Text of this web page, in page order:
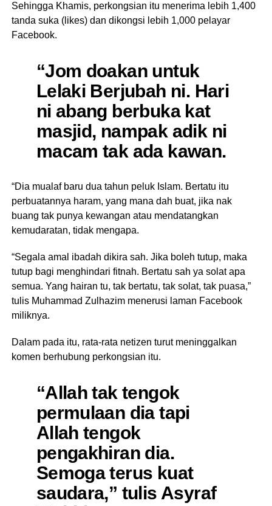
Sehingga Khamis, perkongsian itu menerima lebih 1,400
tanda suka (likes) dan dikongsi lebih 1,000 pelayar
Facebook.
“Jom doakan untuk
Lelaki Berjubah ni. Hari
ni abang berbuka kat
masjid, nampak adik ni
macam tak ada kawan.
“Dia mualaf baru dua tahun peluk Islam. Bertatu itu
perbuatannya haram, yang mana dah buat, jika nak
buang tak punya kewangan atau mendatangkan
kemudaratan, tidak mengapa.
“Segala amal ibadah dikira sah. Jika boleh tutup, maka
tutup bagi menghindari fitnah. Bertatu sah ya solat apa
semua. Yang hairan tu, tak bertatu, tak solat, tak puasa,”
tulis Muhammad Zulhazim menerusi laman Facebook
miliknya.
Dalam pada itu, rata-rata netizen turut meninggalkan
komen berhubung perkongsian itu.
“Allah tak tengok
permulaan dia tapi
Allah tengok
pengakhiran dia.
Semoga terus kuat
saudara,” tulis Asyraf